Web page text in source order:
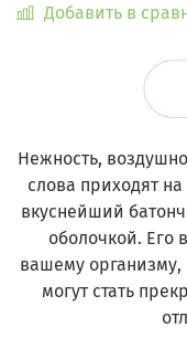
Добавить в
Нежность,
слова приходят
вкуснейший
оболочкой. Его
вашему организму,
могут стать